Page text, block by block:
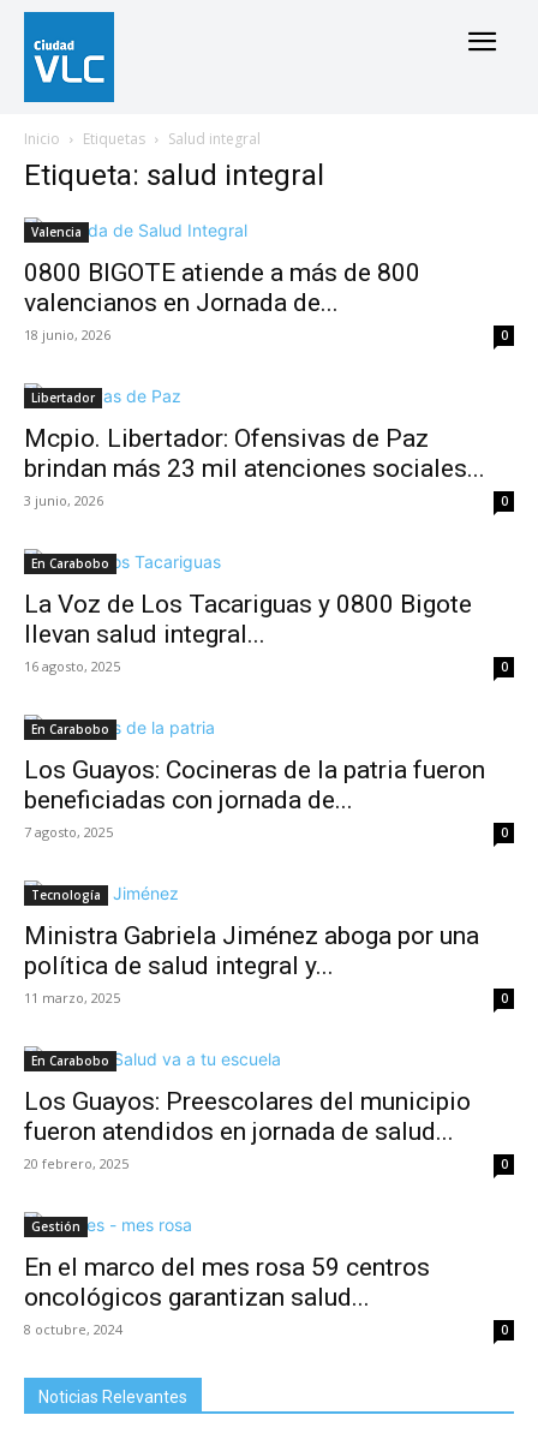
Inicio Etiquetas Salud integral
Etiqueta: salud integral
Valencia
0800 BIGOTE atiende a más de 800
valencianos en Jornada de...
18 junio, 2026 0
Libertador
Mcpio. Libertador: Ofensivas de Paz
brindan más 23 mil atenciones sociales...
3 junio, 2026 0
En Carabobo
La Voz de Los Tacariguas y 0800 Bigote
llevan salud integral...
16 agosto, 2025 0
En Carabobo
Los Guayos: Cocineras de la patria fueron
beneficiadas con jornada de...
7 agosto, 2025 0
Tecnología
Ministra Gabriela Jiménez aboga por una
política de salud integral y...
11 marzo, 2025 0
En Carabobo
Los Guayos: Preescolares del municipio
fueron atendidos en jornada de salud...
20 febrero, 2025 0
Gestión
En el marco del mes rosa 59 centros
oncológicos garantizan salud...
8 octubre, 2024 0
Noticias Relevantes